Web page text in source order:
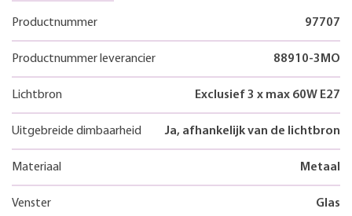
Productnummer 97707
Productnummer leverancier 88910-3MO
Lichtbron Exclusief 3 x max 60W E27
Uitgebreide dimbaarheid Ja, afhankelijk van de lichtbron
Materiaal Metaal
Venster Glas